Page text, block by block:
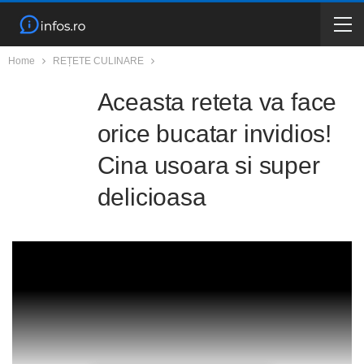
Home REȚETE CULINARE
Aceasta reteta va face
orice bucatar invidios!
Cina usoara si super
delicioasa